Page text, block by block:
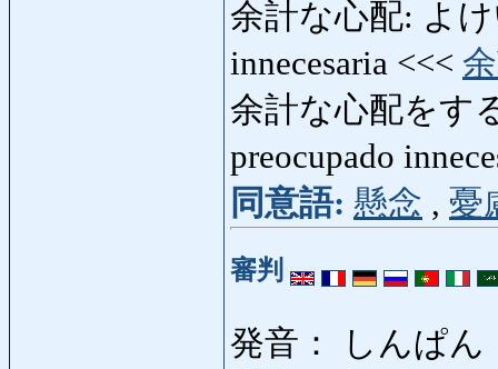
余計な心配: よ
innecesaria <<<
余計な心配をす
preocupado
同意語: 懸念 , 憂
審判
発音： しんぱん